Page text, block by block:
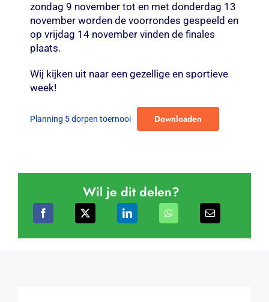
zondag 9 november tot en met donderdag 13
november worden de voorrondes gespeeld en
op vrijdag 14 november vinden de finales
plaats.
Wij kijken uit naar een gezellige en sportieve
week!
Planning 5 dorpen toernooi Downloaden
Wil je dit delen?